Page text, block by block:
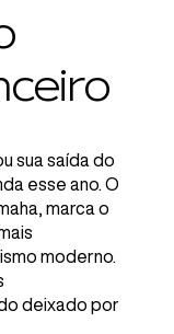
sua saída do
esse ano. O
marca o
moderno.
deixado por